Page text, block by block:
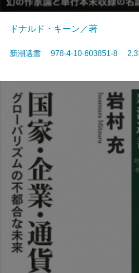
ドナルド・キーン／著
新潮選書 978-4-10-603851-8